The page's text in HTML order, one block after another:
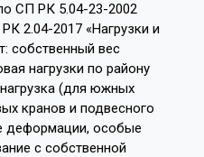
СП РК 5.04-23-2002
2.04-2017 «Нагрузки и
собственный вес
нагрузки по району
(для южных
кранов и подвесного
деформации, особые
с собственной